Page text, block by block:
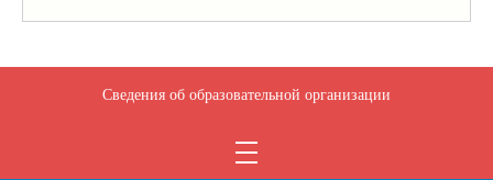
Сведения об образовательной организации